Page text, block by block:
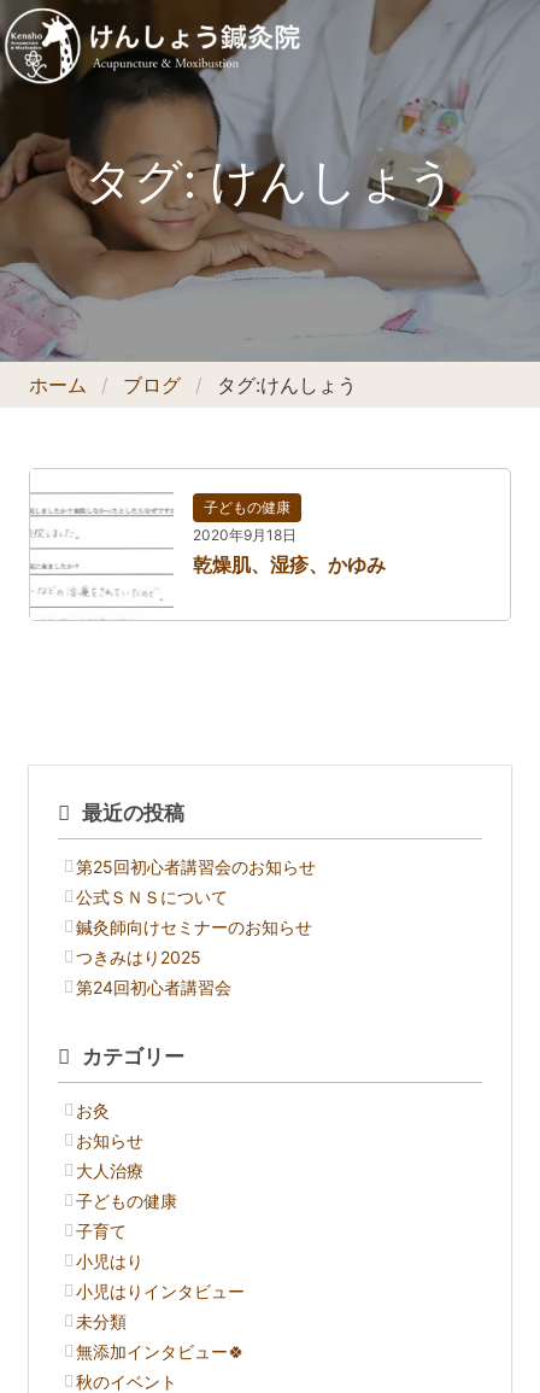
タグ:けんしょう
ホーム ブログ タグ:けんしょう
子どもの健康
2020年9月18日
乾燥肌、湿疹、かゆみ
最近の投稿
第25回初心者講習会のお知らせ
公式ＳＮＳについて
鍼灸師向けセミナーのお知らせ
つきみはり2025
第24回初心者講習会
カテゴリー
お灸
お知らせ
大人治療
子どもの健康
子育て
小児はり
小児はりインタビュー
未分類
無添加インタビュー🍀
秋のイベント